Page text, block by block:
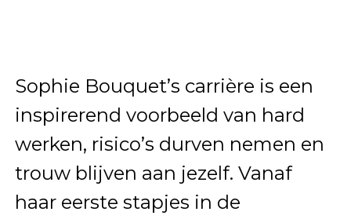
Sophie Bouquet’s carrière is een
inspirerend voorbeeld van hard
werken, risico’s durven nemen en
trouw blijven aan jezelf. Vanaf
haar eerste stapjes in de